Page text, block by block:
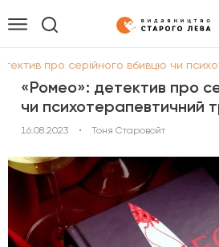
про серійного вбивцю чи
«Ромео»: детектив про
чи психотерапевтичний
16.08.2023 • Тоня Старовойт